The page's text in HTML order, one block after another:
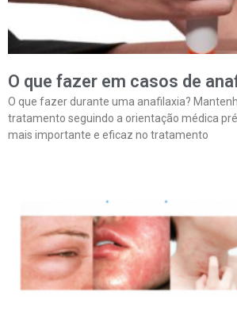
O que fazer em casos de
O que fazer durante uma anafilaxia?
tratamento seguindo a orientação médica
mais importante e eficaz no tratamento